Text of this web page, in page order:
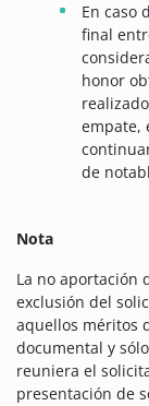
En caso
final
honor
empate,
de
Nota
La no aportación
exclusión del
aquellos méritos
documental y
reuniera el
presentación de